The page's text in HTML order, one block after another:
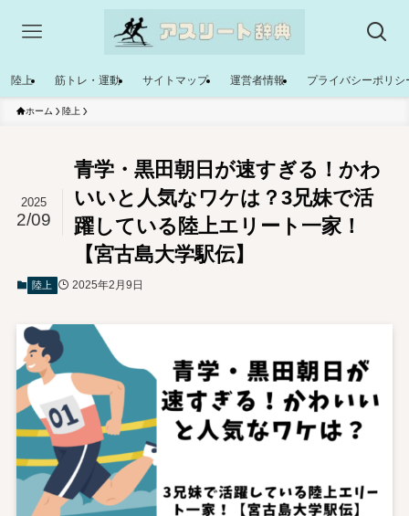
陸上 筋トレ・運動 サイトマップ 運営者情報 プライバシーポリシ
ホーム 陸上
青学・黒田朝日が速すぎる！かわ
いいと人気なワケは？3兄妹で活
躍している陸上エリート一家！
【宮古島大学駅伝】
2025
2/09
陸上 2025年2月9日